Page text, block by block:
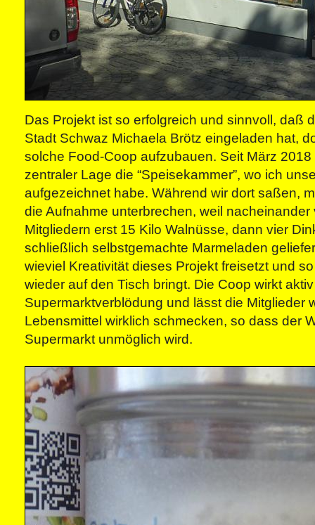
Das Projekt ist so erfolgreich und sinnvoll, daß
Stadt Schwaz Michaela Brötz eingeladen hat,
solche Food-Coop aufzubauen. Seit März 2018
zentraler Lage die “Speisekammer”, wo ich
aufgezeichnet habe. Während wir dort saßen,
die Aufnahme unterbrechen, weil
Mitgliedern erst 15 Kilo Walnüsse, dann vier
schließlich selbstgemachte Marmeladen
wieviel Kreativität dieses Projekt freisetzt und
wieder auf den Tisch bringt. Die Coop wirkt
Supermarktverblödung und lässt die Mitglieder
Lebensmittel wirklich schmecken, so dass der
Supermarkt unmöglich wird.